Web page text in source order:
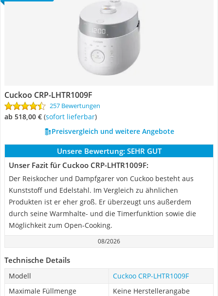
Cuckoo ‎CRP-LHTR1009F
257 Bewertungen
ab 518,00 € ( Sofort lieferbar)
Preisvergleich und weitere Angebote
Unsere Bewertung: SEHR GUT
Unser Fazit für Cuckoo ‎CRP-LHTR1009F:
Der Reiskocher und Dampfgarer von Cuckoo besteht aus
Kunststoff und Edelstahl. Im Vergleich zu ähnlichen
Produkten ist er eher groß. Er überzeugt uns außerdem
durch seine Warmhalte- und die Timerfunktion sowie die
Möglichkeit zum Open-Cooking.
08/2026
Technische Details
Modell
Cuckoo ‎CRP-LHTR1009F
Maximale Füllmenge
Keine Herstellerangabe